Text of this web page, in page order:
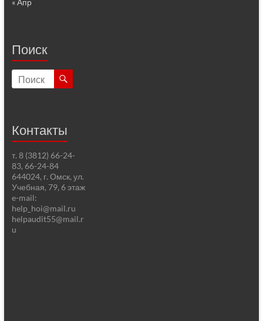
« Апр
Поиск
Контакты
т. 8 (3812) 66-24-
83, 66-24-84
644024, г. Омск, ул.
Учебная, 79, 6 этаж
e-mail:
help_hoi@mail.ru
helpaudit55@mail.r
u